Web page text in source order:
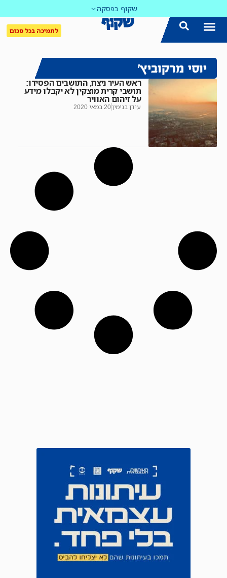
שקוף בפסקה
לתמיכה בכל סכום
יוסי מרקוביץ'
ראש העיר ניצח, התושבים הפסידו:
תושבי קרית מוצקין לא יקבלו מידע
על זיהום האוויר
עידן בנימין20 במאי 2020